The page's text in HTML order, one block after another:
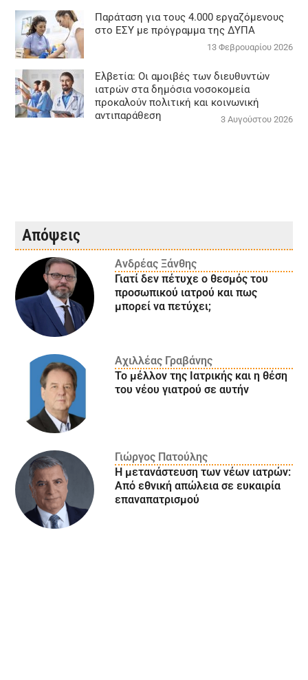
Παράταση για τους 4.000 εργαζόμενους
στο ΕΣΥ με πρόγραμμα της ΔΥΠΑ
13 Φεβρουαρίου 2026
Ελβετία: Οι αμοιβές των διευθυντών
ιατρών στα δημόσια νοσοκομεία
προκαλούν πολιτική και κοινωνική
αντιπαράθεση
3 Αυγούστου 2026
Απόψεις
Ανδρέας Ξάνθης
Γιατί δεν πέτυχε ο θεσμός του
προσωπικού ιατρού και πως
μπορεί να πετύχει;
Αχιλλέας Γραβάνης
Το μέλλον της Ιατρικής και η θέση
του νέου γιατρού σε αυτήν
Γιώργος Πατούλης
Η μετανάστευση των νέων ιατρών:
Aπό εθνική απώλεια σε ευκαιρία
επαναπατρισμού